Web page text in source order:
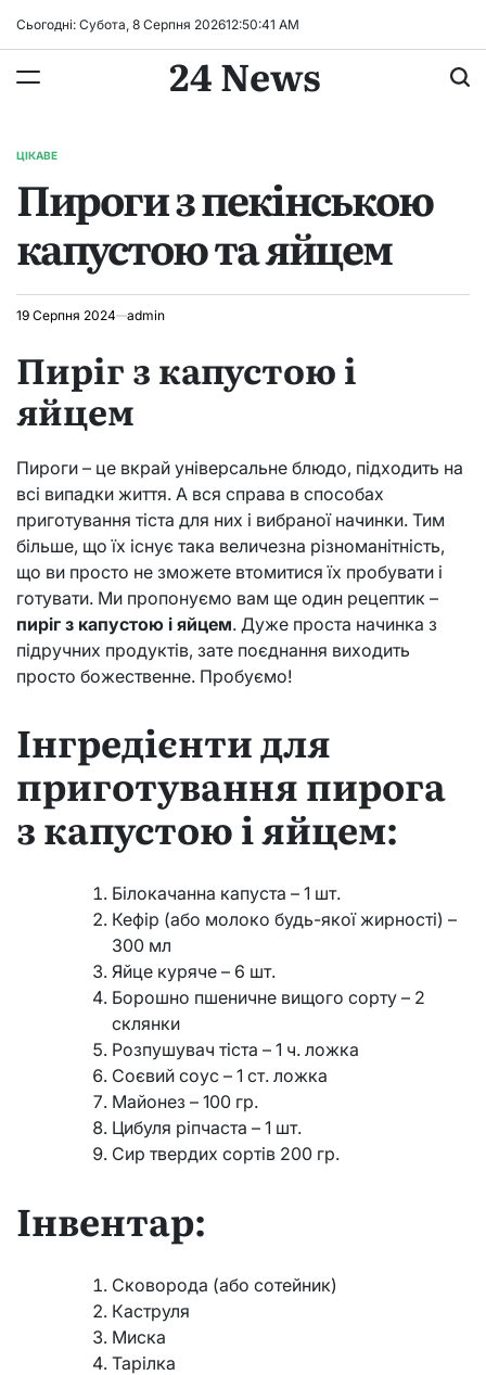
Сьогодні: Субота, 8 Серпня 202612:50:42 AM
24 News
ОПУБЛІКУВАТИ
ЦІКАВЕ
Пироги з пекінською
капустою та яйцем
19 Серпня 2024 admin
Пиріг з капустою і
яйцем
Пироги – це вкрай універсальне блюдо, підходить на
всі випадки життя. А вся справа в способах
приготування тіста для них і вибраної начинки. Тим
більше, що їх існує така величезна різноманітність,
що ви просто не зможете втомитися їх пробувати і
готувати. Ми пропонуємо вам ще один рецептик –
пиріг з капустою і яйцем. Дуже проста начинка з
підручних продуктів, зате поєднання виходить
просто божественне. Пробуємо!
Інгредієнти для
приготування пирога
з капустою і яйцем:
Білокачанна капуста – 1 шт.
Кефір (або молоко будь-якої жирності) –
300 мл
Яйце куряче – 6 шт.
Борошно пшеничне вищого сорту – 2
склянки
Розпушувач тіста – 1 ч. ложка
Соєвий соус – 1 ст. ложка
Майонез – 100 гр.
Цибуля ріпчаста – 1 шт.
Сир твердих сортів 200 гр.
Інвентар:
Сковорода (або сотейник)
Каструля
Миска
Тарілка